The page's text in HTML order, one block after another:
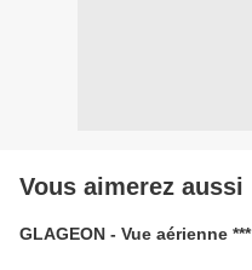
Vous aimerez aussi
GLAGEON - Vue aérienne ***